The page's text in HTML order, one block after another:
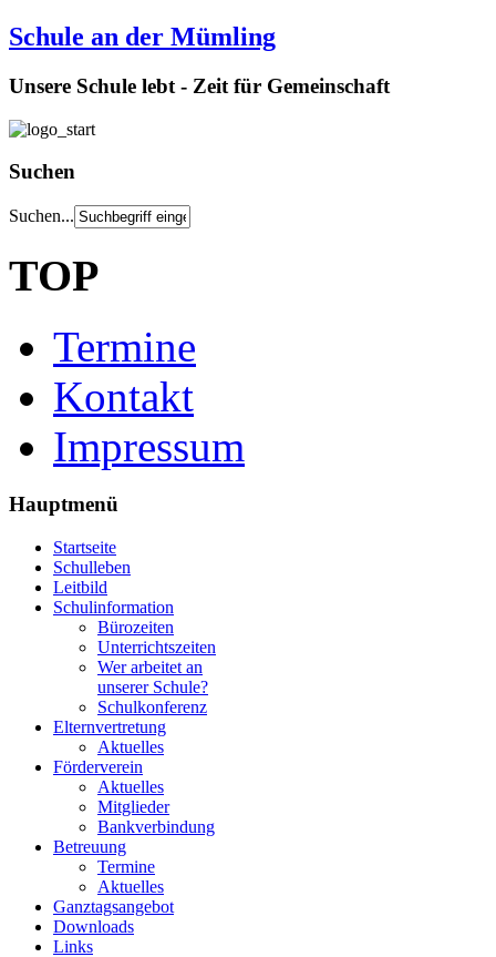
Schule an der Mümling
Unsere Schule lebt - Zeit für Gemeinschaft
Suchen
Suchen...
TOP
Termine
Kontakt
Impressum
Hauptmenü
Startseite
Schulleben
Leitbild
Schulinformation
Bürozeiten
Unterrichtszeiten
Wer arbeitet an
unserer Schule?
Schulkonferenz
Elternvertretung
Aktuelles
Förderverein
Aktuelles
Mitglieder
Bankverbindung
Betreuung
Termine
Aktuelles
Ganztagsangebot
Downloads
Links